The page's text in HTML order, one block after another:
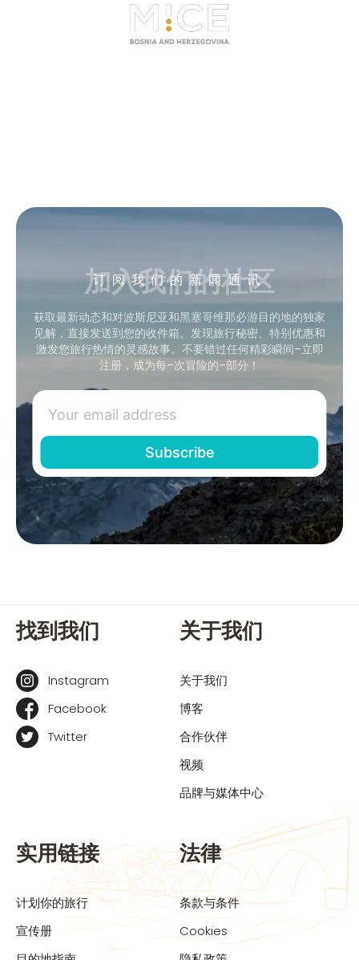
订阅我们的新闻通讯
加入我们的社区
获取最新动态和对波斯尼亚和黑塞哥维那必游目的地的独家
见解，直接发送到您的收件箱。发现旅行秘密、特别优惠和
激发您旅行热情的灵感故事。不要错过任何精彩瞬间–立即
注册，成为每–次冒险的–部分！
找到我们
Instagram
Facebook
Twitter
关于我们
关于我们
博客
合作伙伴
视频
品牌与媒体中心
实用链接
计划你的旅行
宣传册
法律
条款与条件
Cookies